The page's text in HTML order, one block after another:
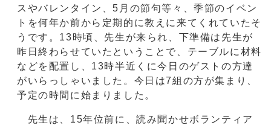
スやバレンタイン、5月の節句等々、季節のイベン
トを何年か前から定期的に教えに来てくれていたそ
うです。13時頃、先生が来られ、下準備は先生が
昨日終わらせていたということで、テーブルに材料
などを配置し、13時半近くに今日のゲストの方達
がいらっしゃいました。今日は7組の方が集まり、
予定の時間に始まりました。
先生は、15年位前に、読み聞かせボランティア